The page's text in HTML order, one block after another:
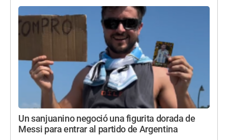
Un sanjuanino negoció una figurita dorada de
Messi para entrar al partido de Argentina